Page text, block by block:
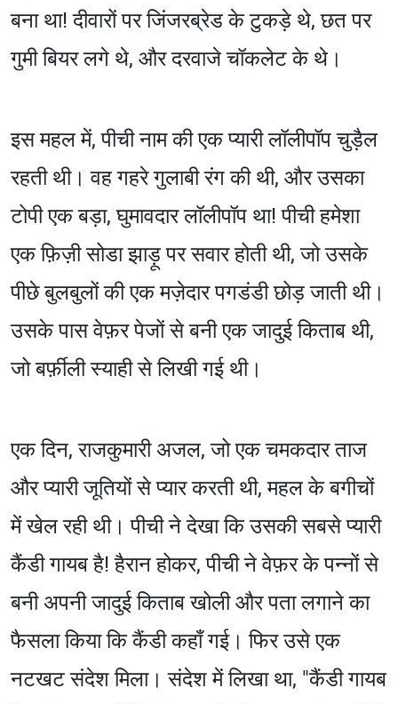
बना था! दीवारों पर जिंजरब्रेड के टुकड़े थे, छत पर
गुमी बियर लगे थे, और दरवाजे चॉकलेट के थे।
इस महल में, पीची नाम की एक प्यारी लॉलीपॉप चुड़ैल
रहती थी। वह गहरे गुलाबी रंग की थी, और उसका
टोपी एक बड़ा, घुमावदार लॉलीपॉप था! पीची हमेशा
एक फ़िज़ी सोडा झाड़ू पर सवार होती थी, जो उसके
पीछे बुलबुलों की एक मज़ेदार पगडंडी छोड़ जाती थी।
उसके पास वेफ़र पेजों से बनी एक जादुई किताब थी,
जो बर्फ़ीली स्याही से लिखी गई थी।
एक दिन, राजकुमारी अजल, जो एक चमकदार ताज
और प्यारी जूतियों से प्यार करती थी, महल के बगीचों
में खेल रही थी। पीची ने देखा कि उसकी सबसे प्यारी
कैंडी गायब है! हैरान होकर, पीची ने वेफ़र के पन्नों से
बनी अपनी जादुई किताब खोली और पता लगाने का
फैसला किया कि कैंडी कहाँ गई। फिर उसे एक
नटखट संदेश मिला। संदेश में लिखा था, "कैंडी गायब